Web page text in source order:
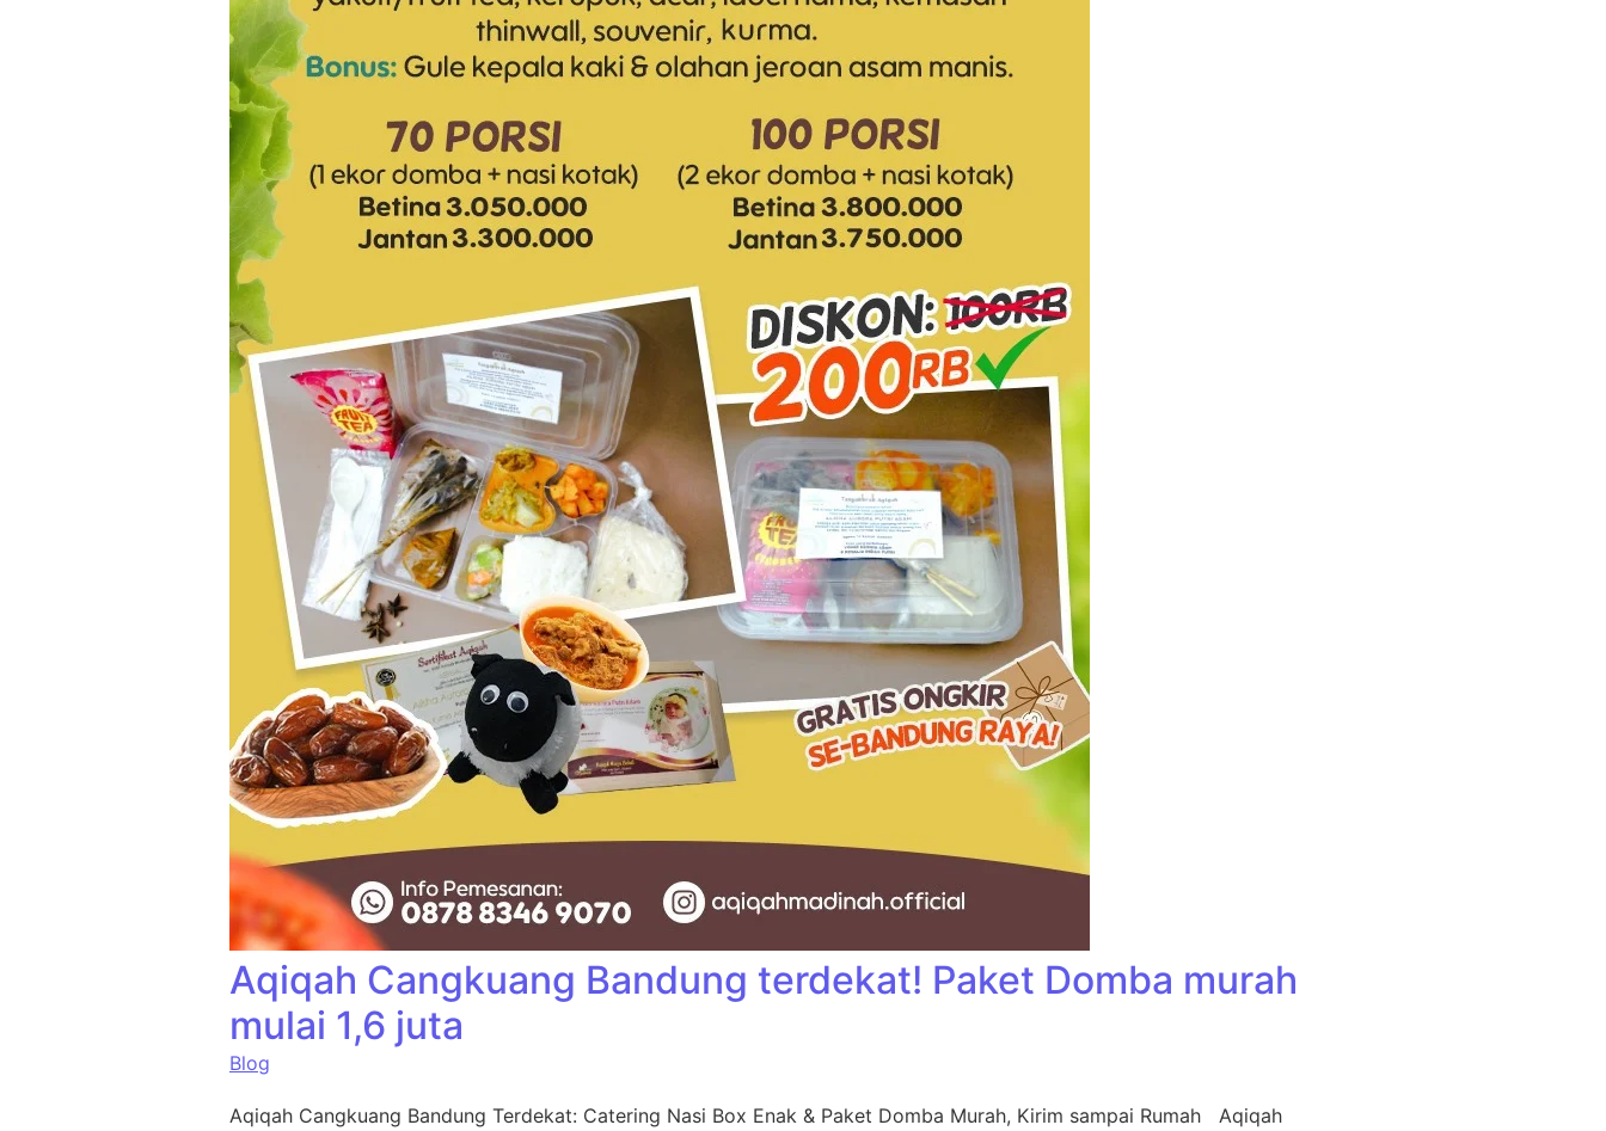
Aqiqah Cangkuang Bandung terdekat! Paket Domba murah
mulai 1,6 juta
Blog
Aqiqah Cangkuang Bandung Terdekat: Catering Nasi Box Enak & Paket Domba Murah, Kirim sampai Rumah Aqiqah